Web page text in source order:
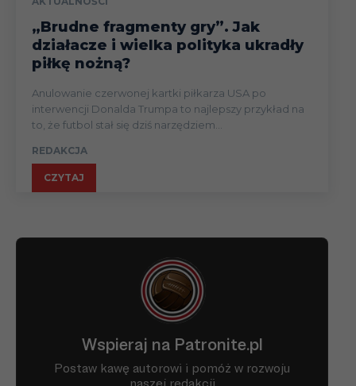
„Brudne fragmenty gry”. Jak
działacze i wielka polityka ukradły
piłkę nożną?
Anulowanie czerwonej kartki piłkarza USA po
interwencji Donalda Trumpa to najlepszy przykład na
to, że futbol stał się dziś narzędziem...
REDAKCJA
CZYTAJ